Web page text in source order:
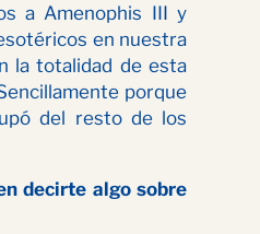
a Amenophis III y
en nuestra
la totalidad de esta
porque
del resto de los
decirte algo sobre